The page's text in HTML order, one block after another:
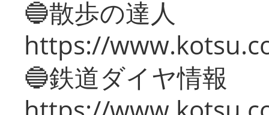
🔵散歩の達人
https://
🔵鉄道ダイヤ情報